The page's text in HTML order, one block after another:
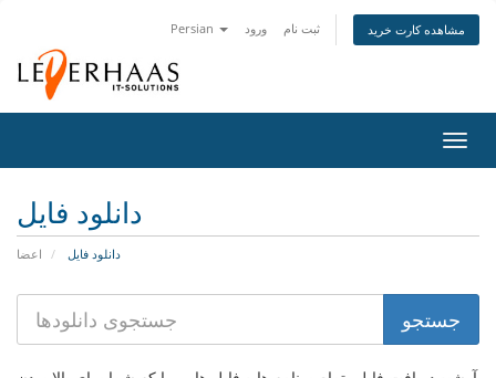
Persian ورود ثبت نام مشاهده کارت خرید
تغییر
دانلود فایل
اعضا دانلود فایل